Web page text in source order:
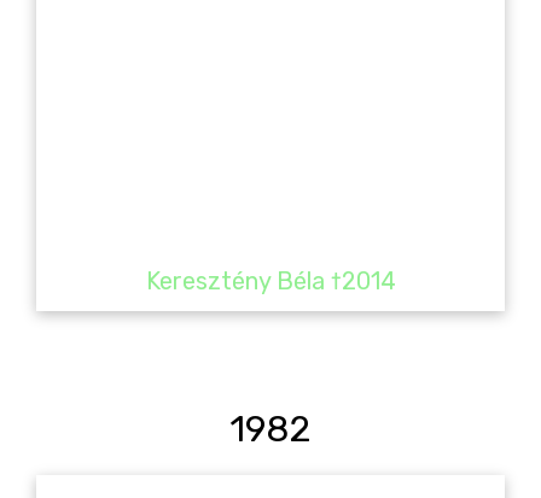
Keresztény Béla †2014
1982